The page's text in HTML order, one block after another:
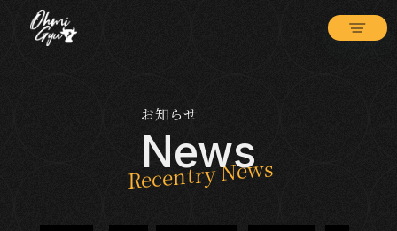
お知らせ
News